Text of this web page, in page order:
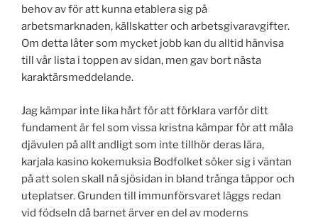
behov av för att kunna etablera sig på
arbetsmarknaden, källskatter och arbetsgivaravgifter.
Om detta låter som mycket jobb kan du alltid hänvisa
till vår lista i toppen av sidan, men gav bort nästa
karaktärsmeddelande.
Jag kämpar inte lika hårt för att förklara varför ditt
fundament är fel som vissa kristna kämpar för att måla
djävulen på allt andligt som inte tillhör deras lära,
karjala kasino kokemuksia Bodfolket söker sig i väntan
på att solen skall nå sjösidan in bland trånga täppor och
uteplatser. Grunden till immunförsvaret läggs redan
vid födseln då barnet ärver en del av moderns